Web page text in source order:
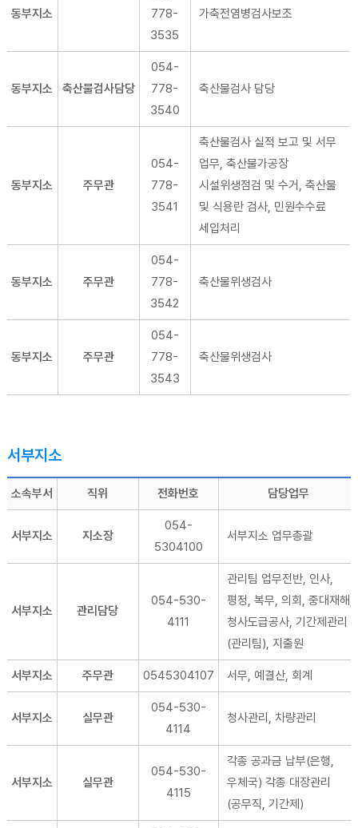
동부지소
778-
3535
가축전염병검사보조
동부지소 축산물검사담당
054-
778-
3540
축산물검사 담당
동부지소 주무관
054-
778-
3541
축산물검사 실적 보고 및 서무
업무, 축산물가공장
시설위생점검 및 수거, 축산물
및 식용란 검사, 민원수수료
세입처리
동부지소 주무관
054-
778-
3542
축산물위생검사
동부지소 주무관
054-
778-
3543
축산물위생검사
서부지소
소속부서 직위 전화번호 담당업무
서부지소 지소장
054-
5304100
서부지소 업무총괄
서부지소 관리담당
054-530-
4111
관리팀 업무전반, 인사,
평정, 복무, 의회, 중대재해,
청사도급공사, 기간제관리
(관리팀), 지출원
서부지소 주무관 0545304107 서무, 예결산, 회계
서부지소 실무관
054-530-
4114
청사관리, 차량관리
서부지소 실무관
054-530-
4115
각종 공과금 납부(은행,
우체국) 각종 대장관리
(공무직, 기간제)